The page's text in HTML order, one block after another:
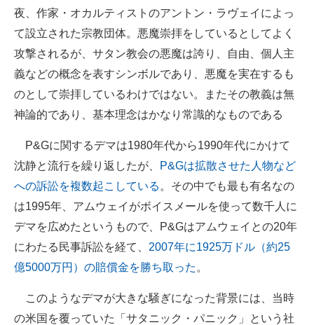
夜、作家・オカルティストのアントン・ラヴェイによっ
て設立された宗教団体。悪魔崇拝をしているとしてよく
攻撃されるが、サタン教会の悪魔は誇り、自由、個人主
義などの概念を表すシンボルであり、悪魔を実在するも
のとして崇拝しているわけではない。またその教義は無
神論的であり、基本理念はかなり常識的なものである
P&Gに関するデマは1980年代から1990年代にかけて
沈静と流行を繰り返したが、
P&Gは拡散させた人物など
への訴訟を複数起こしている 。その中でも最も有名なの
は1995年、アムウェイがボイスメールを使って数千人に
デマを広めたというもので、P&Gはアムウェイとの20年
にわたる民事訴訟を経て、 2007年に1925万ドル（約25
億5000万円）の賠償金を勝ち取った 。
このようなデマが大きな騒ぎになった背景には、当時
の米国を覆っていた「サタニック・パニック」という社